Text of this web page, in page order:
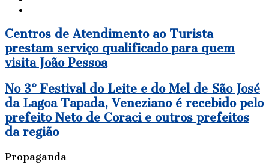
Centros
de
Atendimento
ao
prestam
serviço
qualificado
para
quem
visita
Pessoa
Centros de Atendimento ao Turista
prestam serviço qualificado para quem
visita João Pessoa
No
3º
Festival
do
Leite
e
do
Mel
No 3º Festival do Leite e do Mel de São José
da Lagoa Tapada, Veneziano é recebido pelo
prefeito Neto de Coraci e outros prefeitos
da região
Propaganda